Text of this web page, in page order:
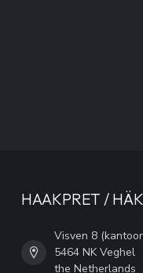
HAAKPRET /
Visven 8
5464 NK Veghel
the Netherlands